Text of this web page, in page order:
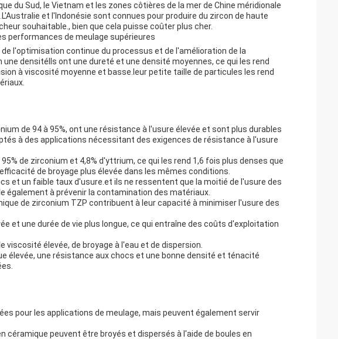
du Sud, le Vietnam et les zones côtières de la mer de Chine méridionale
et l'Indonésie sont connues pour produire du zircon de haute
souhaitable., bien que cela puisse coûter plus cher.
performances de meulage supérieures
l'optimisation continue du processus et de l'amélioration de la
densitéIls ont une dureté et une densité moyennes, ce qui les rend
à viscosité moyenne et basse.leur petite taille de particules les rend
de 94 à 95%, ont une résistance à l'usure élevée et sont plus durables
à des applications nécessitant des exigences de résistance à l'usure
de zirconium et 4,8% d'yttrium, ce qui les rend 1,6 fois plus denses que
de broyage plus élevée dans les mêmes conditions.
et un faible taux d'usure.et ils ne ressentent que la moitié de l'usure des
également à prévenir la contamination des matériaux.
de zirconium TZP contribuent à leur capacité à minimiser l'usure des
et une durée de vie plus longue, ce qui entraîne des coûts d'exploitation
élevée, de broyage à l'eau et de dispersion.
élevée, une résistance aux chocs et une bonne densité et ténacité
pour les applications de meulage, mais peuvent également servir
peuvent être broyés et dispersés à l'aide de boules en